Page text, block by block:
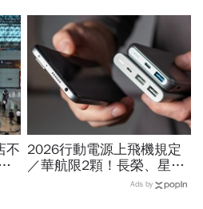
一
單曝光
不 2026行動電源上飛機規定
／華航限2顆！長榮、星
宇、虎航…行動電源飛機能
Ads by